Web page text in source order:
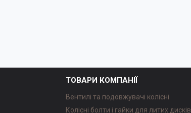
ТОВАРИ КОМПАНІЇ
Вентилі та подовжувачі колісні
Колісні болти і гайки для литих дисків